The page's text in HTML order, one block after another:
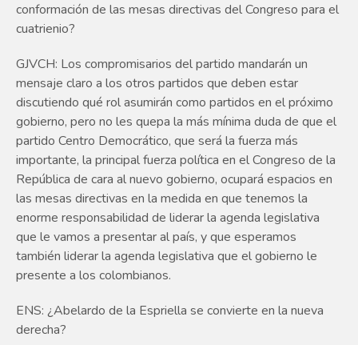
conformación de las mesas directivas del Congreso para el
cuatrienio?
GJVCH: Los compromisarios del partido mandarán un
mensaje claro a los otros partidos que deben estar
discutiendo qué rol asumirán como partidos en el próximo
gobierno, pero no les quepa la más mínima duda de que el
partido Centro Democrático, que será la fuerza más
importante, la principal fuerza política en el Congreso de la
República de cara al nuevo gobierno, ocupará espacios en
las mesas directivas en la medida en que tenemos la
enorme responsabilidad de liderar la agenda legislativa
que le vamos a presentar al país, y que esperamos
también liderar la agenda legislativa que el gobierno le
presente a los colombianos.
ENS: ¿Abelardo de la Espriella se convierte en la nueva
derecha?